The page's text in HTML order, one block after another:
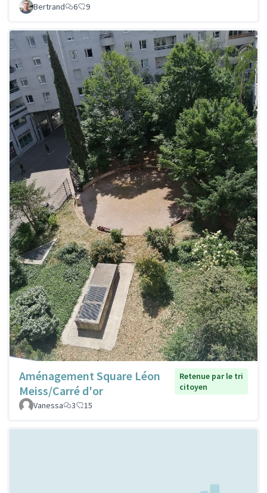
Bertrand
6 9
Aménagement Square Léon
Meiss/Carré d'or
Retenue par le tri
citoyen
Vanessa
3 15